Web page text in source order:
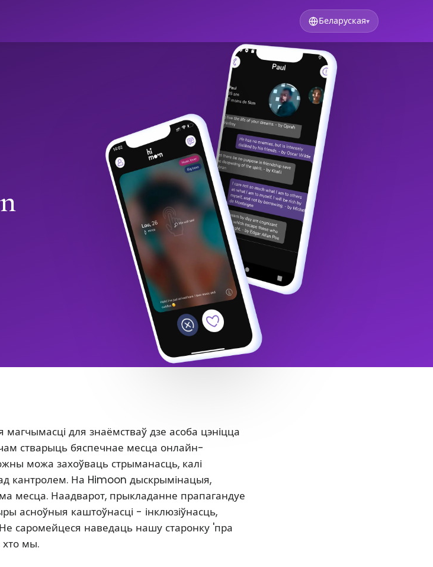
Беларуская▾
для знаёмстваў дзе асоба цэніцца
стварыць бяспечнае месца онлайн-
можа захоўваць стрыманасць, калі
кантролем. На Himoon дыскрымінацыя,
месца. Наадварот, прыкладанне прапагандуе
асноўныя каштоўнасці - інклюзіўнасць,
саромейцеся наведаць нашу старонку 'пра
хто мы.